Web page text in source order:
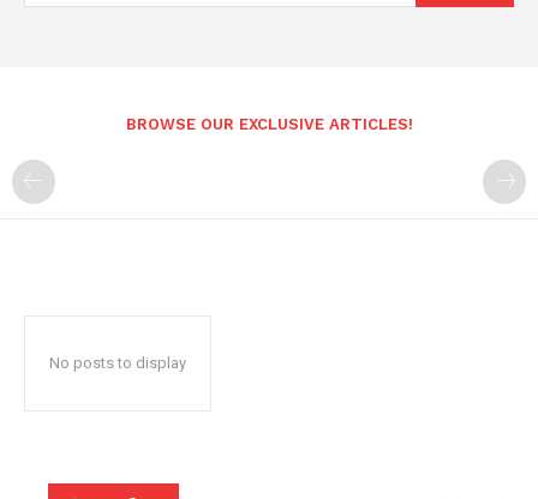
BROWSE OUR EXCLUSIVE ARTICLES!
No posts to display